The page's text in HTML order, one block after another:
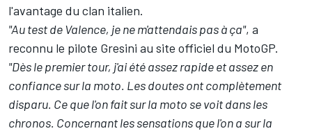
l'avantage du clan italien.
"Au test de Valence, je ne m'attendais pas à ça", a
reconnu le pilote Gresini au site officiel du MotoGP.
"Dès le premier tour, j'ai été assez rapide et assez en
confiance sur la moto. Les doutes ont complètement
disparu. Ce que l'on fait sur la moto se voit dans les
chronos. Concernant les sensations que l'on a sur la